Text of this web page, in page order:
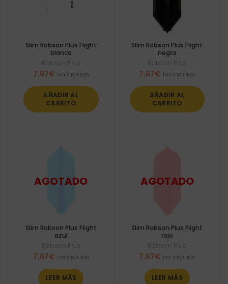
Slim Robson Plus Flight
blanca
Robson Plus
7,67€ Iva incluido
AÑADIR AL
CARRITO
Slim Robson Plus Flight
negra
Robson Plus
7,67€ Iva incluido
AÑADIR AL
CARRITO
Slim Robson Plus Flight
azul
Robson Plus
7,67€ Iva incluido
LEER MÁS
Slim Robson Plus Flight
rojo
Robson Plus
7,67€ Iva incluido
LEER MÁS